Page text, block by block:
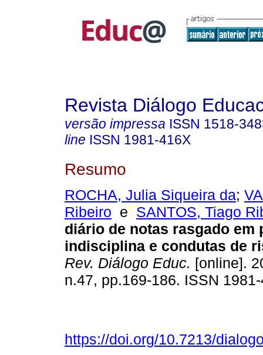
Revista Diálogo
versão impressa ISSN 1518-
line ISSN 1981-416X
Resumo
ROCHA, Julia Siqueira da;
Ribeiro e SANTOS, Tiago
diário de notas rasgado em
indisciplina e condutas de
Rev. Diálogo Educ. [online].
n.47, pp.169-186. ISSN
https://doi.org/10.7213/